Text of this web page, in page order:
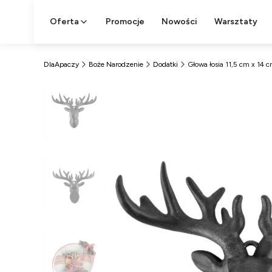
Oferta Promocje Nowości Warsztaty
DlaApaczy Boże Narodzenie Dodatki Głowa łosia 11,5 cm x 14